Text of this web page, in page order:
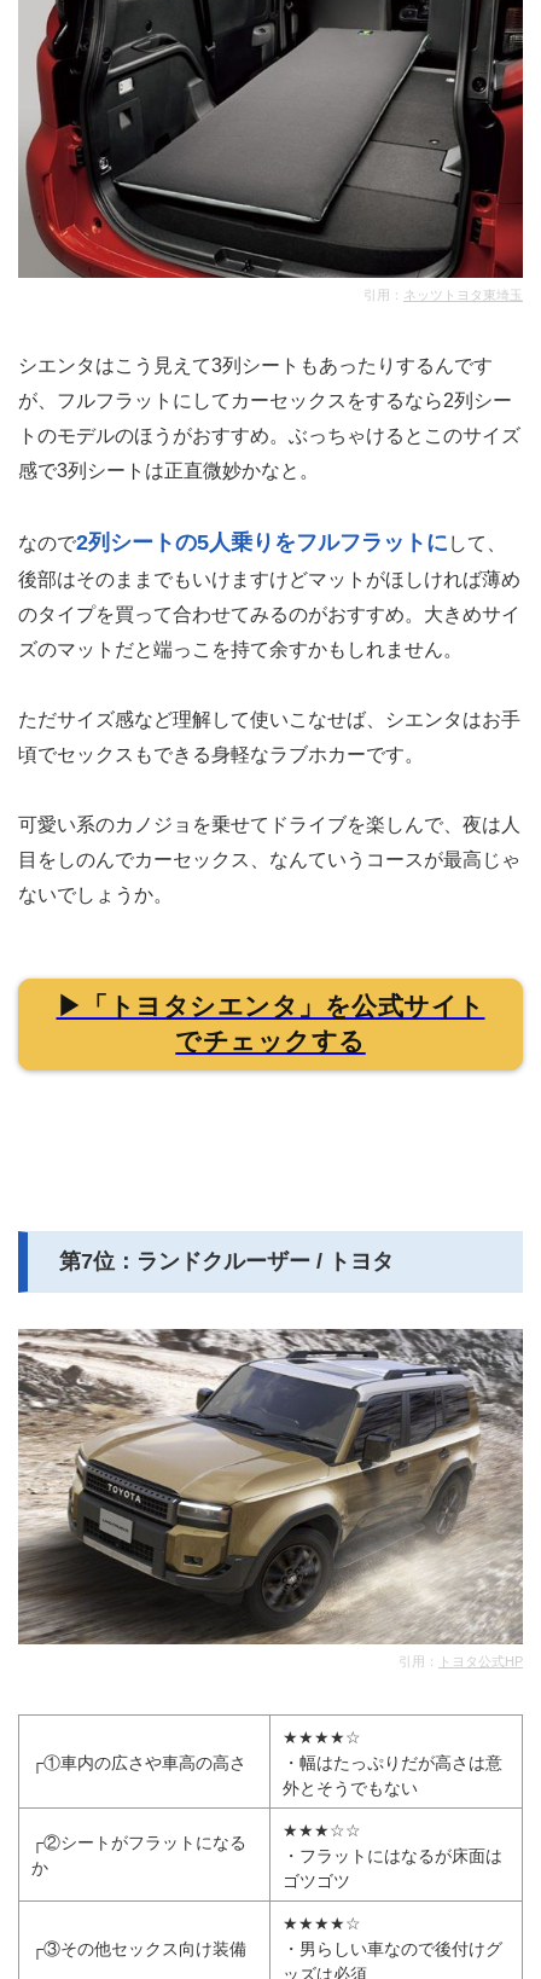
引用： ネッツトヨタ東埼玉
シエンタはこう見えて3列シートもあったりするんです
が、フルフラットにしてカーセックスをするなら2列シー
トのモデルのほうがおすすめ。ぶっちゃけるとこのサイズ
感で3列シートは正直微妙かなと。
なので2列シートの5人乗りをフルフラットに して、
後部はそのままでもいけますけどマットがほしければ薄め
のタイプを買って合わせてみるのがおすすめ。大きめサイ
ズのマットだと端っこを持て余すかもしれません。
ただサイズ感など理解して使いこなせば、シエンタはお手
頃でセックスもできる身軽なラブホカーです。
可愛い系のカノジョを乗せてドライブを楽しんで、夜は人
目をしのんでカーセックス、なんていうコースが最高じゃ
ないでしょうか。
▶「トヨタシエンタ」を公式サイト
でチェックする
第7位：ランドクルーザー / トヨタ
引用： トヨタ公式HP
┌①車内の広さや車高の高さ
★★★★☆
・幅はたっぷりだが高さは意
外とそうでもない
┌②シートがフラットになる
か
★★★☆☆
・フラットにはなるが床面は
ゴツゴツ
┌③その他セックス向け装備
★★★★☆
・男らしい車なので後付けグ
ッズは必須